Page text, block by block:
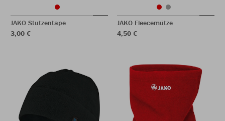
JAKO Stutzentape
3,00 €
JAKO Fleecemütze
4,50 €